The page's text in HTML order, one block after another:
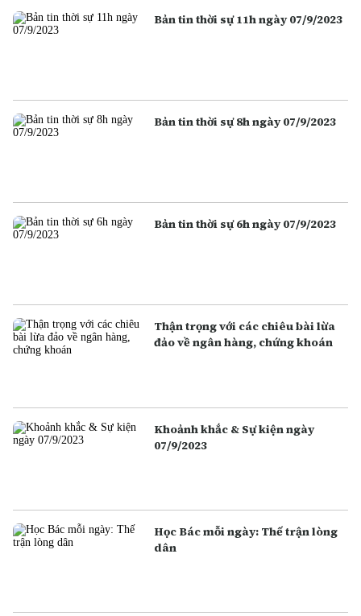
Bản tin thời sự 11h ngày 07/9/2023
Bản tin thời sự 8h ngày 07/9/2023
Bản tin thời sự 6h ngày 07/9/2023
Thận trọng với các chiêu bài lừa
đảo về ngân hàng, chứng khoán
Khoảnh khắc & Sự kiện ngày
07/9/2023
Học Bác mỗi ngày: Thế trận lòng
dân